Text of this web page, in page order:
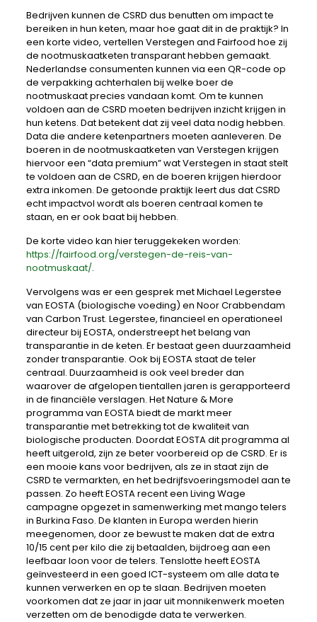
Bedrijven kunnen de CSRD dus benutten om impact te
bereiken in hun keten, maar hoe gaat dit in de praktijk? In
een korte video, vertellen Verstegen and Fairfood hoe zij
de nootmuskaatketen transparant hebben gemaakt.
Nederlandse consumenten kunnen via een QR-code op
de verpakking achterhalen bij welke boer de
nootmuskaat precies vandaan komt. Om te kunnen
voldoen aan de CSRD moeten bedrijven inzicht krijgen in
hun ketens. Dat betekent dat zij veel data nodig hebben.
Data die andere ketenpartners moeten aanleveren. De
boeren in de nootmuskaatketen van Verstegen krijgen
hiervoor een “data premium” wat Verstegen in staat stelt
te voldoen aan de CSRD, en de boeren krijgen hierdoor
extra inkomen. De getoonde praktijk leert dus dat CSRD
echt impactvol wordt als boeren centraal komen te
staan, en er ook baat bij hebben.
De korte video kan hier teruggekeken worden:
https://fairfood.org/verstegen-de-reis-van-
nootmuskaat/.
Vervolgens was er een gesprek met Michael Legerstee
van EOSTA (biologische voeding) en Noor Crabbendam
van Carbon Trust. Legerstee, financieel en operationeel
directeur bij EOSTA, onderstreept het belang van
transparantie in de keten. Er bestaat geen duurzaamheid
zonder transparantie. Ook bij EOSTA staat de teler
centraal. Duurzaamheid is ook veel breder dan
waarover de afgelopen tientallen jaren is gerapporteerd
in de financiële verslagen. Het Nature & More
programma van EOSTA biedt de markt meer
transparantie met betrekking tot de kwaliteit van
biologische producten. Doordat EOSTA dit programma al
heeft uitgerold, zijn ze beter voorbereid op de CSRD. Er is
een mooie kans voor bedrijven, als ze in staat zijn de
CSRD te vermarkten, en het bedrijfsvoeringsmodel aan te
passen. Zo heeft EOSTA recent een Living Wage
campagne opgezet in samenwerking met mango telers
in Burkina Faso. De klanten in Europa werden hierin
meegenomen, door ze bewust te maken dat de extra
10/15 cent per kilo die zij betaalden, bijdroeg aan een
leefbaar loon voor de telers. Tenslotte heeft EOSTA
geïnvesteerd in een goed ICT-systeem om alle data te
kunnen verwerken en op te slaan. Bedrijven moeten
voorkomen dat ze jaar in jaar uit monnikenwerk moeten
verzetten om de benodigde data te verwerken.